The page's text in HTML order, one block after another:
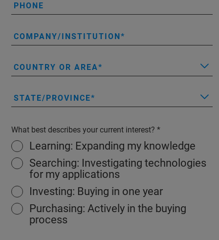
PHONE
COMPANY/INSTITUTION
COUNTRY OR AREA
STATE/PROVINCE
What best describes your current interest?
Learning: Expanding my knowledge
Searching: Investigating technologies
for my applications
Investing: Buying in one year
Purchasing: Actively in the buying
process